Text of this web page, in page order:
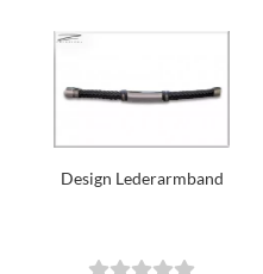
Design Lederarmband